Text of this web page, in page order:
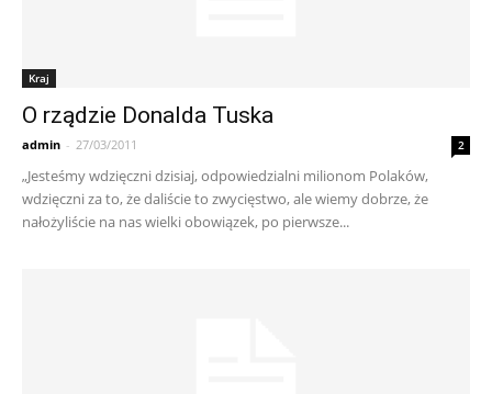
Kraj
O rządzie Donalda Tuska
admin - 27/03/2011 2
„Jesteśmy wdzięczni dzisiaj, odpowiedzialni milionom Polaków,
wdzięczni za to, że daliście to zwycięstwo, ale wiemy dobrze, że
nałożyliście na nas wielki obowiązek, po pierwsze...